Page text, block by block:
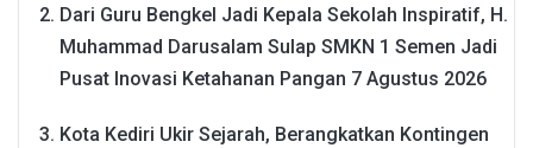
Dari Guru Bengkel Jadi Kepala Sekolah Inspiratif, H.
Muhammad Darusalam Sulap SMKN 1 Semen Jadi
Pusat Inovasi Ketahanan Pangan 7 Agustus 2026
Kota Kediri Ukir Sejarah, Berangkatkan Kontingen